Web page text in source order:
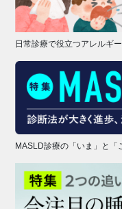
日常診療で役立つアレルギ
MASLD診療の「いま」と「